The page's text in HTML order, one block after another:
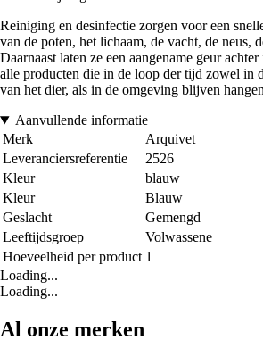
Reiniging en desinfectie zorgen voor een
van de poten, het lichaam, de vacht, de neus,
Daarnaast laten ze een aangename geur
alle producten die in de loop der tijd zowel in
van het dier, als in de omgeving blijven
Aanvullende informatie
Merk
Arquivet
Leveranciersreferentie
2526
Kleur
blauw
Kleur
Blauw
Geslacht
Gemengd
Leeftijdsgroep
Volwassene
Hoeveelheid per product 1
Loading...
Loading...
Al onze merken